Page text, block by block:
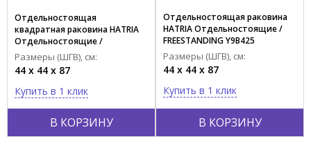
Матовый
Глянцевый
Материал
Композит
В КОРЗИНУ
Отдельностоящая
квадратная раковина HATRIA
Отдельностоящие /
FREESTANDING Y9B625
Размеры (ШГВ), см:
44 x 44 x 87
Купить в 1 клик
В КОРЗИНУ
Отдельностоящая раковина
HATRIA Отдельностоящие /
FREESTANDING Y9B425
Размеры (ШГВ), см:
44 x 44 x 87
Купить в 1 клик